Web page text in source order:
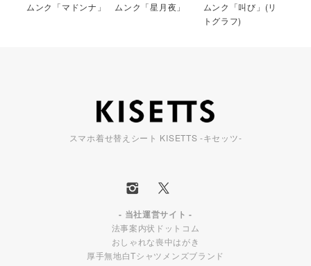
ムンク「マドンナ」 ムンク「星月夜」
ムンク「叫び」(リ
トグラフ)
スマホ着せ替えシート KISETTS -キセッツ-
- 当社運営サイト -
法事案内状ドットコム
おしゃれな喪中はがき
厚手無地白Tシャツメンズブランド